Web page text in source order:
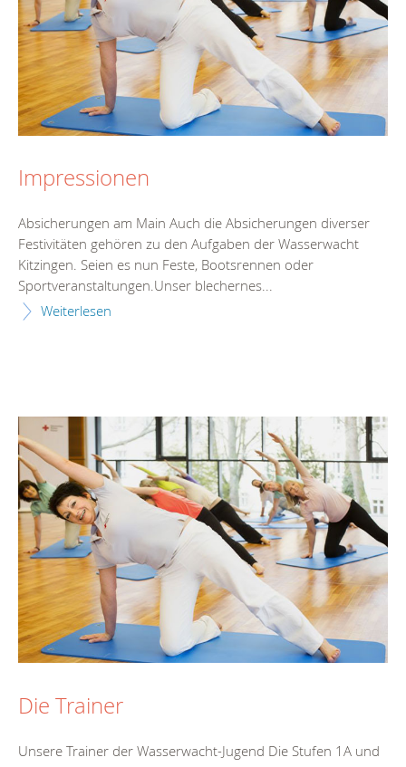
Impressionen
Absicherungen am Main Auch die Absicherungen diverser
Festivitäten gehören zu den Aufgaben der Wasserwacht
Kitzingen. Seien es nun Feste, Bootsrennen oder
Sportveranstaltungen.Unser blechernes...
Weiterlesen
Die Trainer
Unsere Trainer der Wasserwacht-Jugend Die Stufen 1A und